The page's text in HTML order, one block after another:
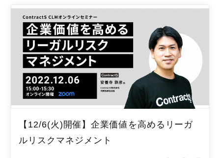
【12/6(火)開催】企業価値を高めるリーガ
ルリスクマネジメント